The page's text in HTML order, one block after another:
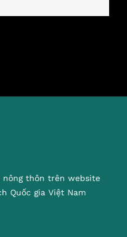
nông thôn trên website
Quốc gia Việt Nam